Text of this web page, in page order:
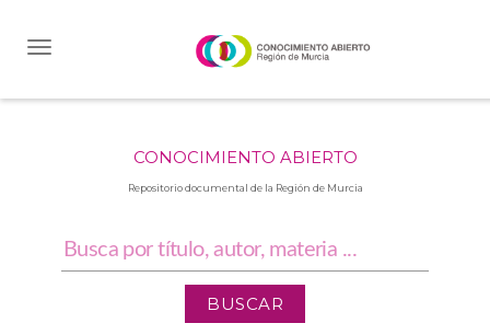
CONOCIMIENTO ABIERTO
Repositorio documental de la Región de Murcia